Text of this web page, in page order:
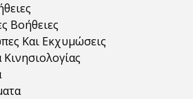
Βοήθειες
Και Εκχυμώσεις
Κινησιολογίας